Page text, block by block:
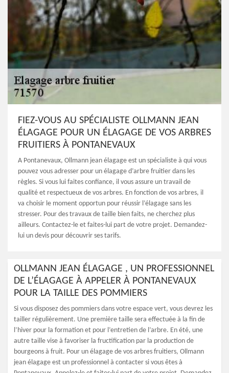
FIEZ-VOUS AU SPÉCIALISTE OLLMANN JEAN
ÉLAGAGE POUR UN ÉLAGAGE DE VOS ARBRES
FRUITIERS À PONTANEVAUX
A Pontanevaux, Ollmann jean élagage est un spécialiste à qui vous
pouvez vous adresser pour un élagage d’arbre fruitier dans les
règles. Si vous lui faites confiance, il vous assure un travail de
qualité et respectueux de vos arbres. En fonction de vos arbres, il
va choisir le moment opportun pour réussir l’élagage sans les
stresser. Pour des travaux de taille bien faits, ne cherchez plus
ailleurs. Contactez-le et faites-lui part de votre projet. Demandez-
lui un devis pour découvrir ses tarifs.
OLLMANN JEAN ÉLAGAGE , UN PROFESSIONNEL
DE L’ÉLAGAGE À APPELER À PONTANEVAUX
POUR LA TAILLE DES POMMIERS
Si vous disposez des pommiers dans votre espace vert, vous devrez les
tailler régulièrement. Une première taille sera effectuée à la fin de
l’hiver pour la formation et pour l’entretien de l’arbre. En été, une
autre taille vise à favoriser la fructification par la production de
bourgeons à fruit. Pour un élagage de vos arbres fruitiers, Ollmann
jean élagage est un professionnel à contacter si vous êtes à